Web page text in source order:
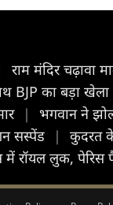
राम मंदिर चढ़ावा
BJP का बड़ा खेला
|
भगवान ने
सस्पेंड |
कुदरत
में रॉयल लुक,